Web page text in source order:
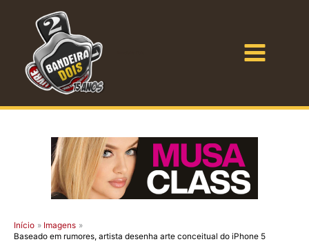
conteúdo
Início
Imagens
Baseado em rumores, artista desenha arte conceitual do iPhone 5